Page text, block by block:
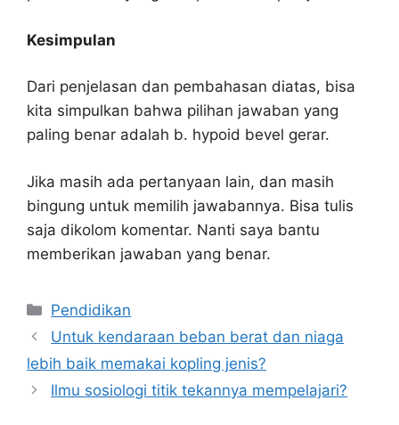
Kesimpulan
Dari penjelasan dan pembahasan diatas, bisa
kita simpulkan bahwa pilihan jawaban yang
paling benar adalah b. hypoid bevel gerar.
Jika masih ada pertanyaan lain, dan masih
bingung untuk memilih jawabannya. Bisa tulis
saja dikolom komentar. Nanti saya bantu
memberikan jawaban yang benar.
Kategori
Pendidikan
Untuk kendaraan beban berat dan niaga
lebih baik memakai kopling jenis?
Ilmu sosiologi titik tekannya mempelajari?